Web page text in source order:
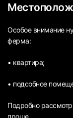
Особое внимание
ферма:
• квартира;
• подсобное
Подробно
проще.